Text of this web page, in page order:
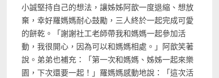
小誠堅持自己的想法，讓姊姊阿歆一度退縮、想放
棄，幸好羅媽媽耐心鼓勵，三人終於一起完成可愛
的餅乾。「謝謝社工老師帶我和媽媽一起參加活
動，我很開心，因為可以和媽媽相處。」阿歆笑著
說。弟弟也補充：「第一次和媽媽、姊姊一起來樂
園，下次還要一起！」羅媽媽感動地說：「這次活